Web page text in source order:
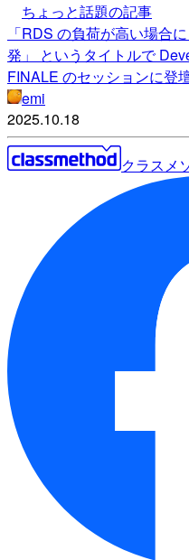
ちょっと話題の記事
「RDS の負荷が高い場合
発」 というタイトルで
FINALE のセッションに登
emi
2025.10.18
クラスメ